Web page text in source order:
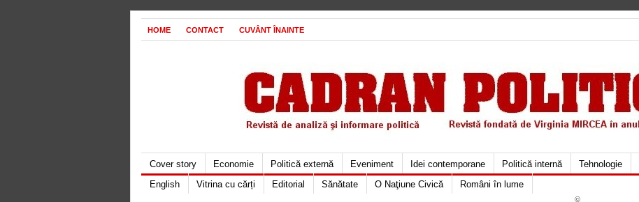
HOME CONTACT CUVÂNT ÎNAINTE
Cover story Economie Politică externă Eveniment Idei contemporane Politică internă Tehnologie
English
Vitrina cu cărți Editorial Sănătate O Naţiune Civică Români în lume
©